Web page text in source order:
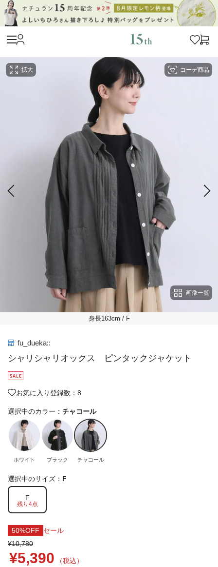
コーデ商品
拡大
画像一覧
身長163cm / F
fu_dueka::
シャリシャリオックス ピンタックジャケット
お気に入り登録数：8
選択中のカラー： チャコール
ホワイト ブラック チャコール
選択中のサイズ： F
F
残り4点
50%OFF
セール
¥10,780
¥5,390 （税込）